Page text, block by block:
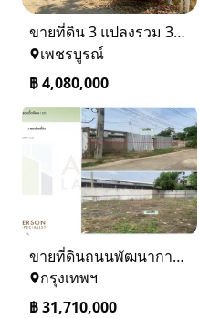
ขายที่ดิน 3 แปลงรวม 340 ตรว ราคา ตรว. ล่ะ 12000 บาท เมืองเพชรบูรณ์
เพชรบูรณ์
฿4,080,000
ขายที่ดินถนนพัฒนาการ 56 (ซอยเอื้อพัฒนา 15)
กรุงเทพฯ
฿31,710,000